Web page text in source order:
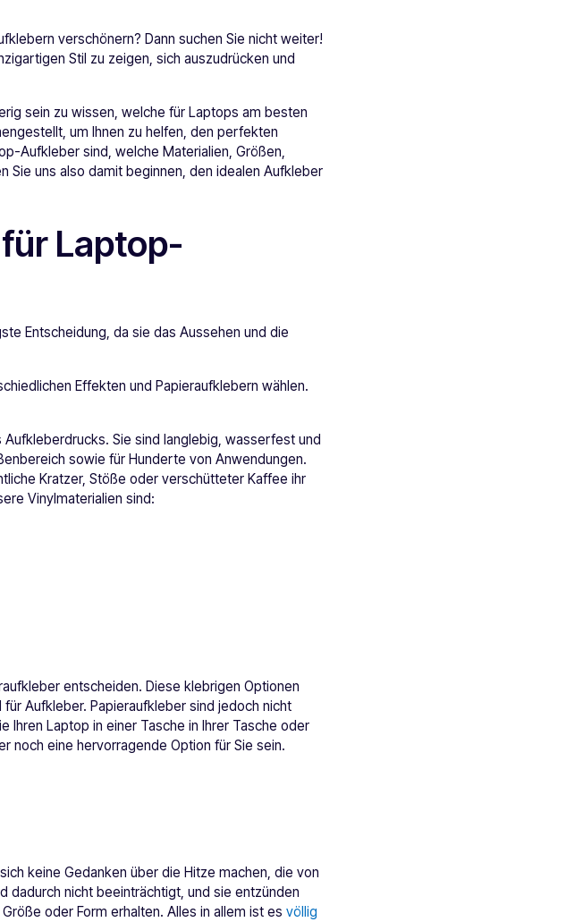
verschönern? Dann suchen Sie nicht weiter!
Stil zu zeigen, sich auszudrücken und
sein zu wissen, welche für Laptops am besten
um Ihnen zu helfen, den perfekten
Aufkleber sind, welche Materialien, Größen,
Sie uns also damit beginnen, den idealen Aufkleber
Laptop-
Entscheidung, da sie das Aussehen und die
Effekten und Papieraufklebern wählen.
Sie sind langlebig, wasserfest und
sowie für Hunderte von Anwendungen.
Kratzer, Stöße oder verschütteter Kaffee ihr
Vinylmaterialien sind:
entscheiden. Diese klebrigen Optionen
Aufkleber. Papieraufkleber sind jedoch nicht
Ihren Laptop in einer Tasche in Ihrer Tasche oder
noch eine hervorragende Option für Sie sein.
keine Gedanken über die Hitze machen, die von
dadurch nicht beeinträchtigt, und sie entzünden
oder Form erhalten. Alles in allem ist es völlig